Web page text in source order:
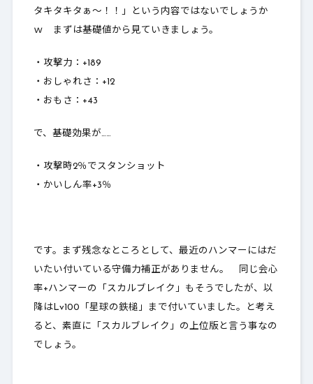
タキタキタぁ～！！」という内容ではないでしょうか
ｗ まずは基礎値から見ていきましょう。
・攻撃力：+189
・おしゃれさ：+12
・おもさ：+43
で、基礎効果が……
・攻撃時2％でスタンショット
・かいしん率+3％
です。まず残念なところとして、最近のハンマーにはだ
いたい付いている守備力補正がありません。 同じ会心
率+ハンマーの「スカルブレイク」もそうでしたが、以
降はLv100「星球の鉄槌」まで付いていました。と考え
ると、素直に「スカルブレイク」の上位版と言う事なの
でしょう。